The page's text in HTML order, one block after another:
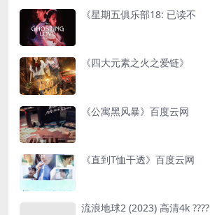
《星期五俱乐部18: 已读不
《四大元素之火之爱链》
《公寓黑风暴》百度云网
《直到T恤干透》百度云网
流浪地球2 (2023) 高清4k ????